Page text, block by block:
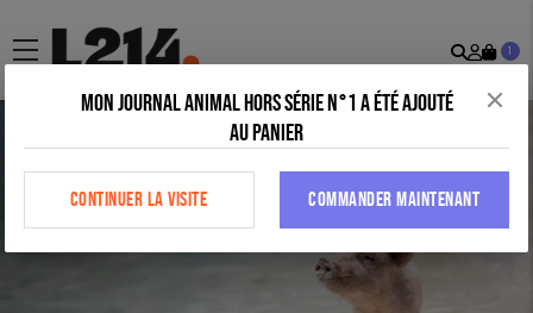
menu
Mon
1
Mon journal animal Hors série n°1 a été ajouté
au panier
CONTINUER LA VISITE COMMANDER MAINTENANT